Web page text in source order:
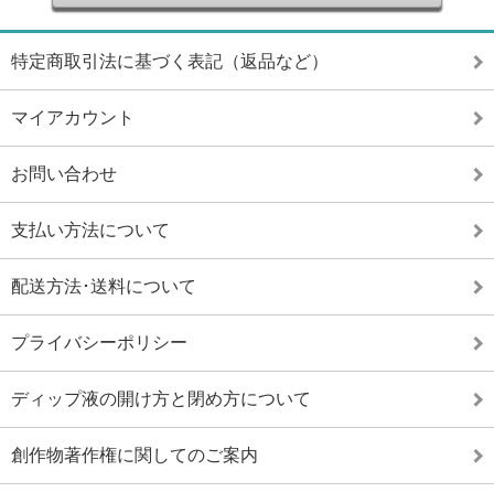
特定商取引法に基づく表記（返品など）
マイアカウント
お問い合わせ
支払い方法について
配送方法･送料について
プライバシーポリシー
ディップ液の開け方と閉め方について
創作物著作権に関してのご案内